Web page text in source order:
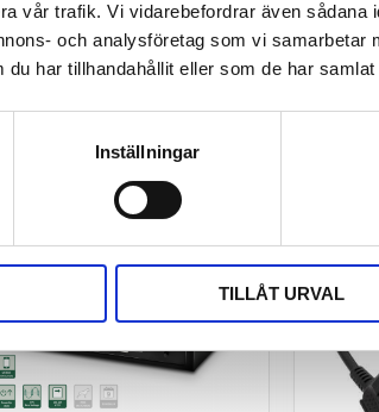
vår trafik. Vi vidarebefordrar även sådana
och analysföretag som vi
du har tillhandahållit eller som de har
Inställningar
TILLÅT URVAL